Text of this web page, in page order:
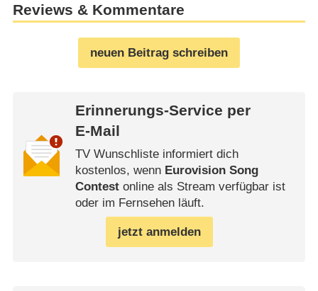
Reviews & Kommentare
neuen Beitrag schreiben
Erinnerungs-Service per
E-Mail
TV Wunschliste informiert dich
kostenlos, wenn Eurovision Song
Contestonline als Stream verfügbar ist
oder im Fernsehen läuft.
jetzt anmelden